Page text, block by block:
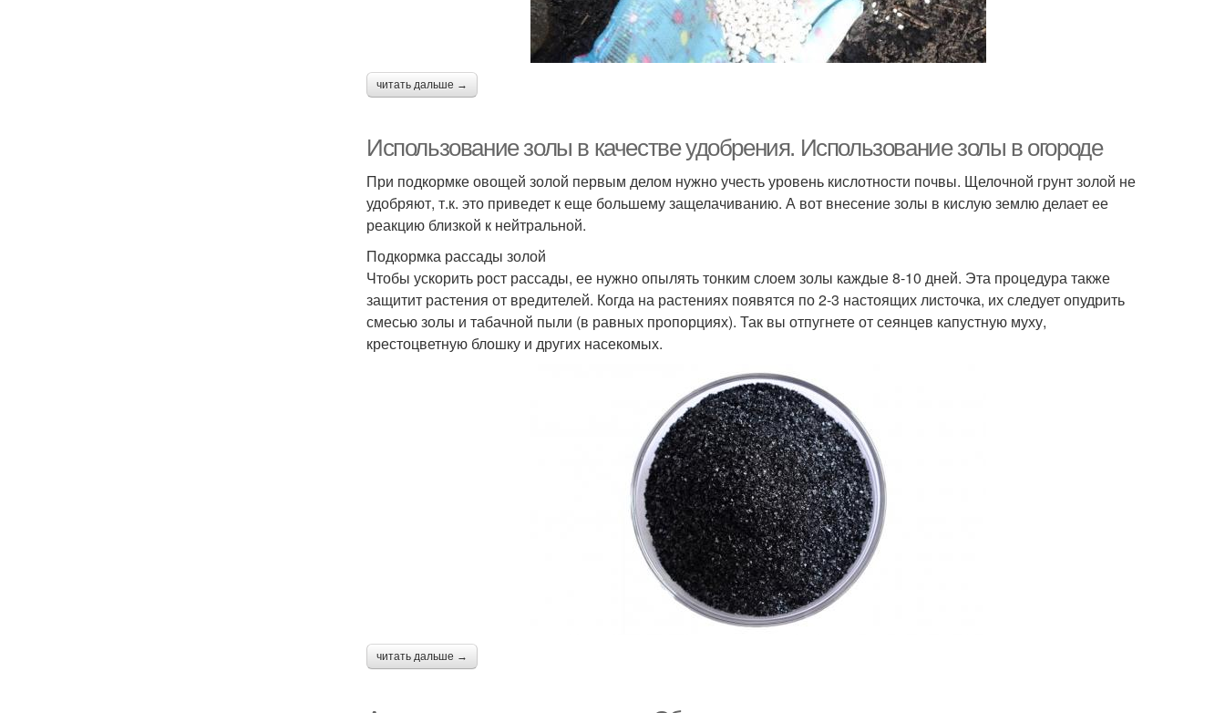
читать дальше →
Использование золы в качестве удобрения. Использование золы в огороде
При подкормке овощей золой первым делом нужно учесть уровень кислотности почвы. Щелочной грунт золой не
удобряют, т.к. это приведет к еще большему защелачиванию. А вот внесение золы в кислую землю делает ее
реакцию близкой к нейтральной.
Подкормка рассады золой
Чтобы ускорить рост рассады, ее нужно опылять тонким слоем золы каждые 8-10 дней. Эта процедура также
защитит растения от вредителей. Когда на растениях появятся по 2-3 настоящих листочка, их следует опудрить
смесью золы и табачной пыли (в равных пропорциях). Так вы отпугнете от сеянцев капустную муху,
крестоцветную блошку и других насекомых.
читать дальше →